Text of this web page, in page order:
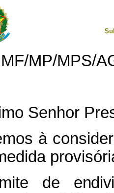
MP/MPS/
Senhor
à
de